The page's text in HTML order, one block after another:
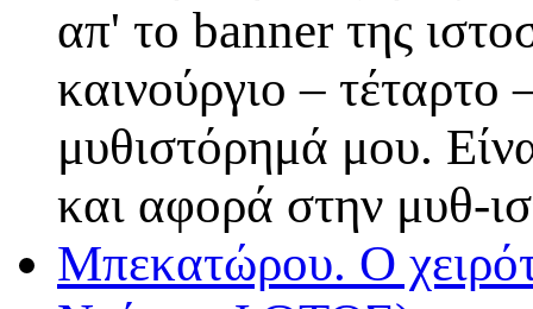
απ' το banner της
καινούργιο – τέταρτο
μυθιστόρημά μου.
και αφορά στην μυθ-
Μπεκατώρου. Ο